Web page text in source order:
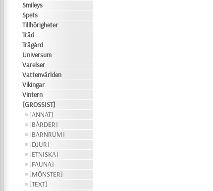
Smileys
Spets
Tillhörigheter
Träd
Trägård
Universum
Varelser
Vattenvärlden
Vikingar
Vintern
[GROSSIST]
[ANNAT]
[BÅRDER]
[BARNRUM]
[DJUR]
[ETNISKA]
[FAUNA]
[MÖNSTER]
[TEXT]